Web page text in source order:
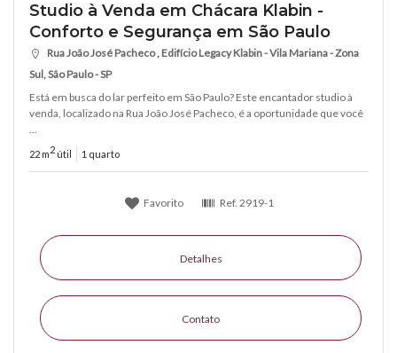
Studio à Venda em Chácara Klabin -
Conforto e Segurança em São Paulo
Rua João José Pacheco , Edifício Legacy Klabin - Vila Mariana - Zona
Sul, São Paulo - SP
Está em busca do lar perfeito em São Paulo? Este encantador studio à
venda, localizado na Rua João José Pacheco, é a oportunidade que você
...
22 m2 útil 1 quarto
Favorito Ref. 2919-1
Detalhes
Contato